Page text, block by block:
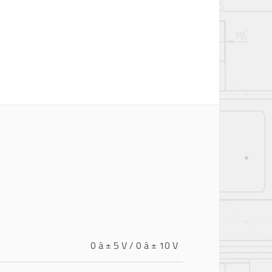
0 à ± 5 V / 0 à ± 10 V